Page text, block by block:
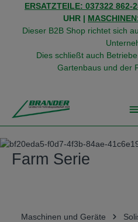
springen
ERSATZTEILE: 037322 862-
UHR |
Dieser B2B Shop richtet sich
Dies schließt auch
Gartenbaus und der
Farm Serie
Maschinen und Geräte